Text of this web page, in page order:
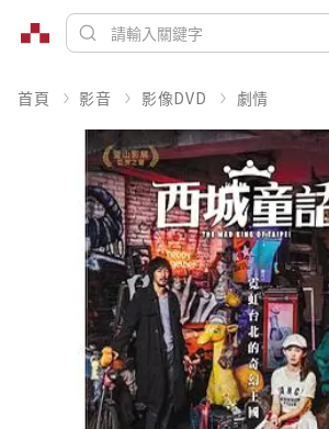
首頁 影音 影像DVD 劇情